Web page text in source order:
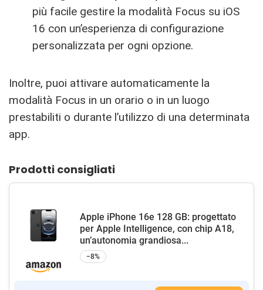
più facile gestire la modalità Focus su iOS
16 con un’esperienza di configurazione
personalizzata per ogni opzione.
Inoltre, puoi attivare automaticamente la
modalità Focus in un orario o in un luogo
prestabiliti o durante l’utilizzo di una determinata
app.
Prodotti consigliati
Apple iPhone 16e 128 GB: progettato
per Apple Intelligence, con chip A18,
un’autonomia grandiosa...
−8%